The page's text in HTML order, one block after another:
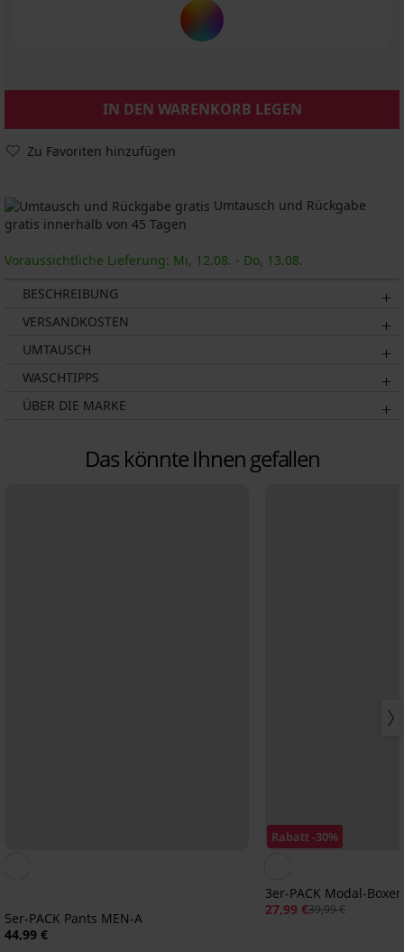
IN DEN WARENKORB LEGEN
Zu Favoriten hinzufügen
Umtausch und Rückgabe
gratis innerhalb von 45 Tagen
Voraussichtliche Lieferung: Mi, 12.08. - Do, 13.08.
BESCHREIBUNG
VERSANDKOSTEN
UMTAUSCH
WASCHTIPPS
ÜBER DIE MARKE
Das könnte Ihnen gefallen
5er-PACK Pants MEN-A
44,99 €
Rabatt -30%
3er-PACK Modal-
27,99 €39,99 €